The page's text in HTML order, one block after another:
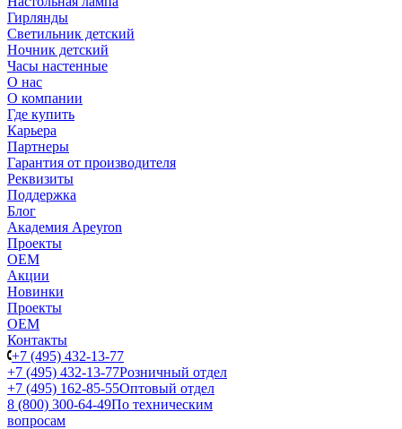
Гирлянды
Светильник детский
Ночник детский
Часы настенные
О нас
О компании
Где купить
Карьера
Партнеры
Гарантия от производителя
Реквизиты
Поддержка
Блог
Академия Apeyron
Проекты
ОЕМ
Акции
Новинки
Проекты
ОЕМ
Контакты
+7 (495) 432-13-77
+7 (495) 432-13-77Розничный отдел
+7 (495) 162-85-55Оптовый отдел
8 (800) 300-64-49По техническим
вопросам